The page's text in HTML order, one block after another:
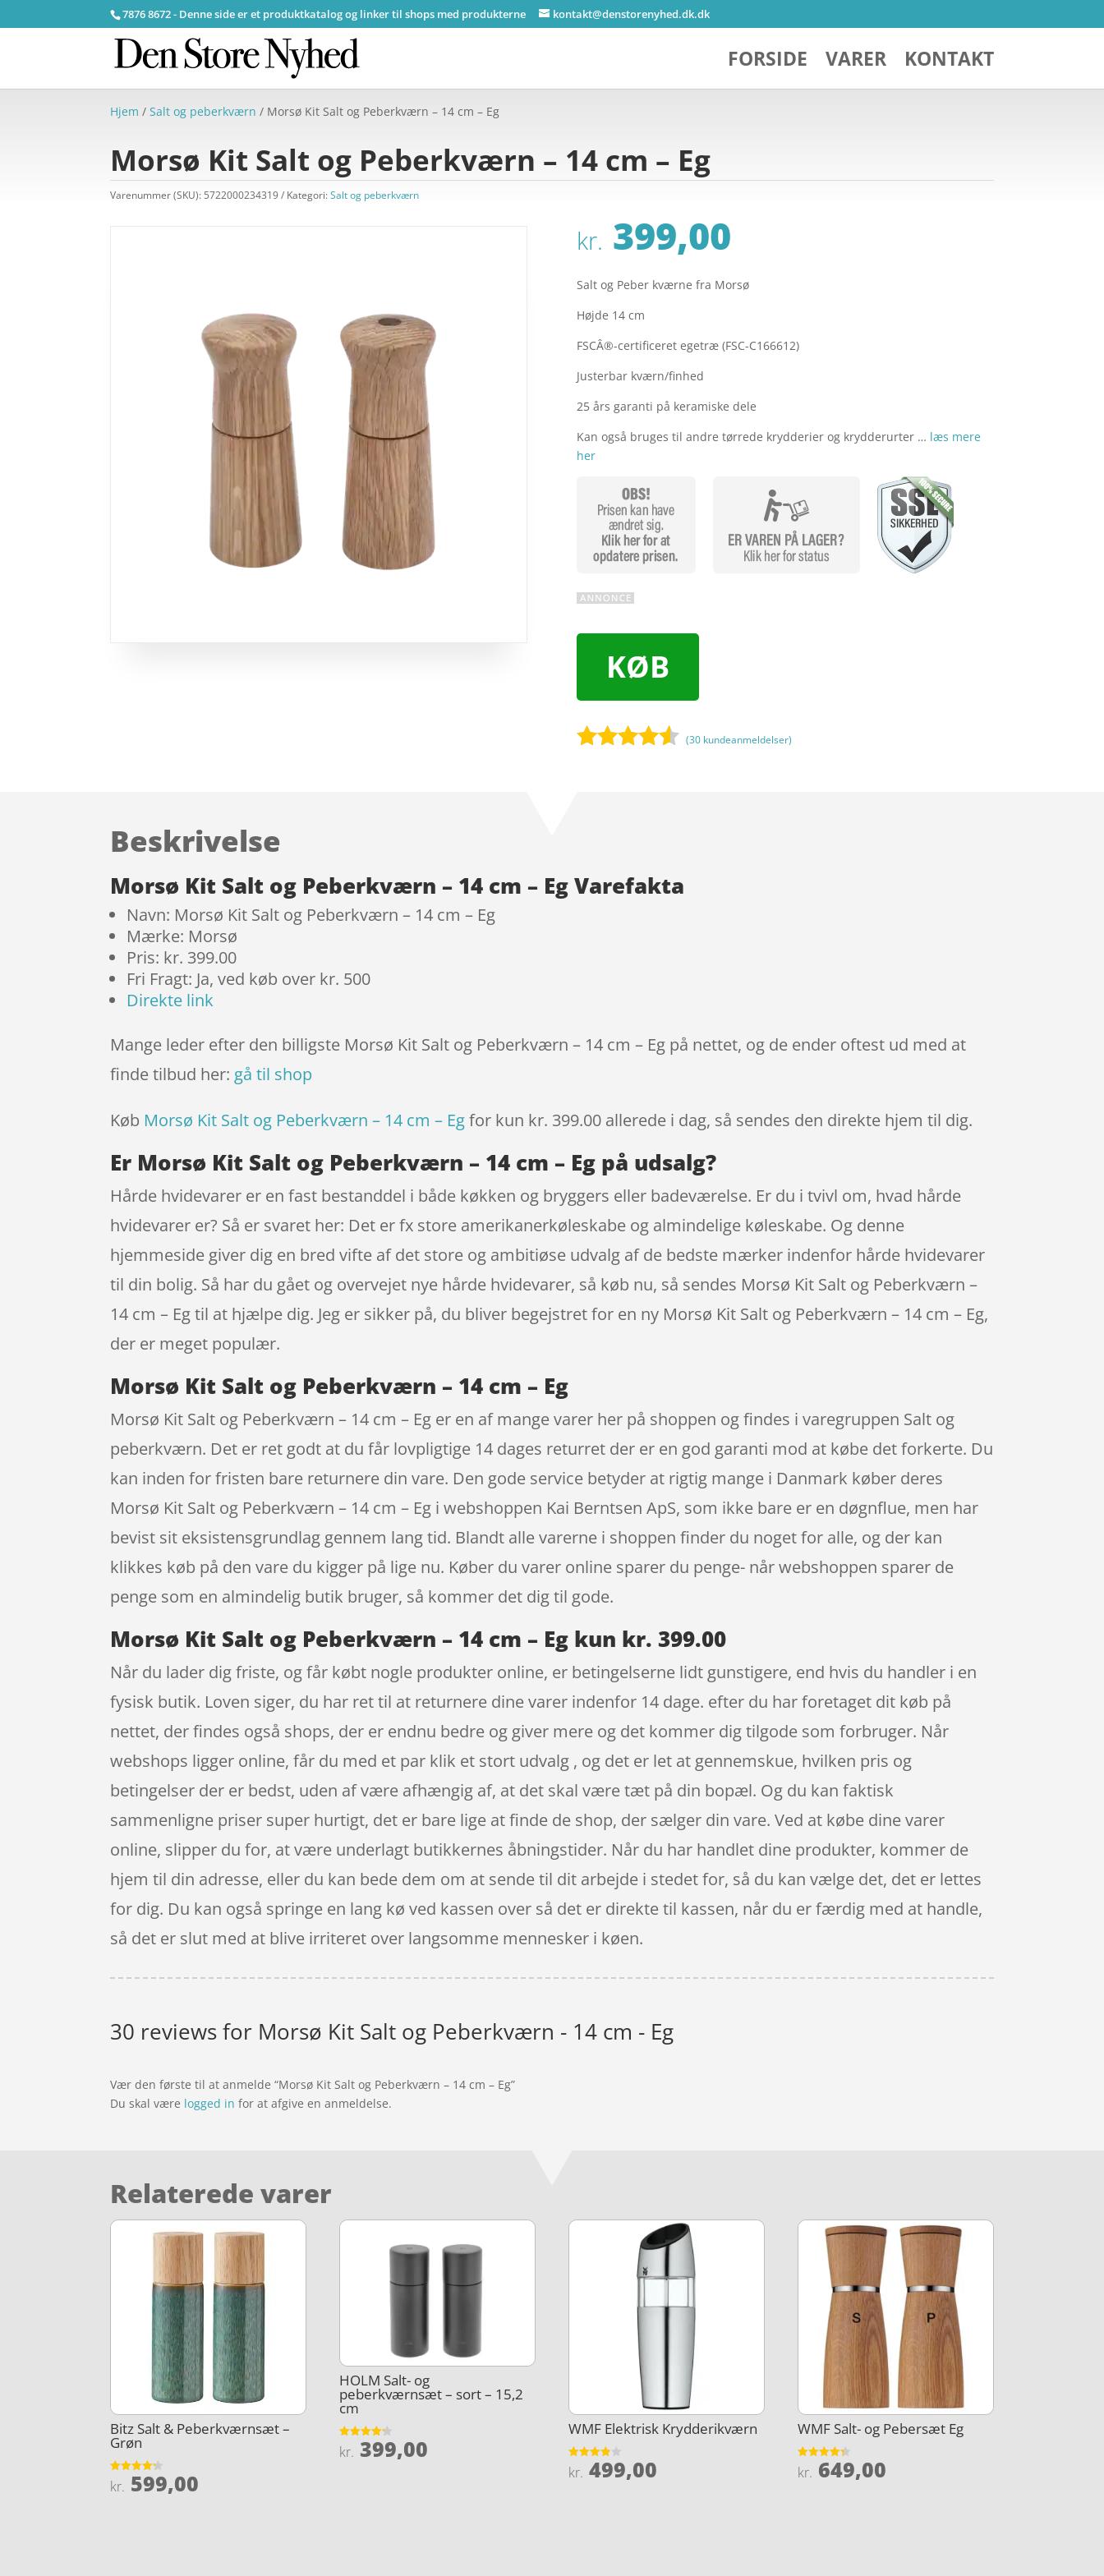
7876 8672 - Denne side er et produktkatalog og linker til shops med produkterne kontakt@denstorenyhed.dk.dk
FORSIDE VARER KONTAKT
Hjem /Salt og peberkværn / Morsø Kit Salt og Peberkværn – 14 cm – Eg
Morsø Kit Salt og Peberkværn – 14 cm – Eg
Varenummer (SKU): 5722000234319 Kategori:Salt og peberkværn
kr. 399,00
Salt og Peber kværne fra Morsø
Højde 14 cm
FSCÂ®-certificeret egetræ (FSC-C166612)
Justerbar kværn/finhed
25 års garanti på keramiske dele
Kan også bruges til andre tørrede krydderier og krydderurter … læs mere
her
KØB
mmelser
(30 kundeanmeldelser)
Beskrivelse
Morsø Kit Salt og Peberkværn – 14 cm – Eg Varefakta
Navn: Morsø Kit Salt og Peberkværn – 14 cm – Eg
Mærke: Morsø
Pris: kr. 399.00
Fri Fragt: Ja, ved køb over kr. 500
Direkte link
Mange leder efter den billigste Morsø Kit Salt og Peberkværn – 14 cm – Eg på nettet, og de ender oftest ud med at
finde tilbud her: gå til shop
Køb Morsø Kit Salt og Peberkværn – 14 cm – Egfor kun kr. 399.00 allerede i dag, så sendes den direkte hjem til dig.
Er Morsø Kit Salt og Peberkværn – 14 cm – Eg på udsalg?
Hårde hvidevarer er en fast bestanddel i både køkken og bryggers eller badeværelse. Er du i tvivl om, hvad hårde
hvidevarer er? Så er svaret her: Det er fx store amerikanerkøleskabe og almindelige køleskabe. Og denne
hjemmeside giver dig en bred vifte af det store og ambitiøse udvalg af de bedste mærker indenfor hårde hvidevarer
til din bolig. Så har du gået og overvejet nye hårde hvidevarer, så køb nu, så sendes Morsø Kit Salt og Peberkværn –
14 cm – Eg til at hjælpe dig. Jeg er sikker på, du bliver begejstret for en ny Morsø Kit Salt og Peberkværn – 14 cm – Eg,
der er meget populær.
Morsø Kit Salt og Peberkværn – 14 cm – Eg
Morsø Kit Salt og Peberkværn – 14 cm – Eg er en af mange varer her på shoppen og findes i varegruppen Salt og
peberkværn. Det er ret godt at du får lovpligtige 14 dages returret der er en god garanti mod at købe det forkerte. Du
kan inden for fristen bare returnere din vare. Den gode service betyder at rigtig mange i Danmark køber deres
Morsø Kit Salt og Peberkværn – 14 cm – Eg i webshoppen Kai Berntsen ApS, som ikke bare er en døgnflue, men har
bevist sit eksistensgrundlag gennem lang tid. Blandt alle varerne i shoppen finder du noget for alle, og der kan
klikkes køb på den vare du kigger på lige nu. Køber du varer online sparer du penge- når webshoppen sparer de
penge som en almindelig butik bruger, så kommer det dig til gode.
Morsø Kit Salt og Peberkværn – 14 cm – Eg kun kr. 399.00
Når du lader dig friste, og får købt nogle produkter online, er betingelserne lidt gunstigere, end hvis du handler i en
fysisk butik. Loven siger, du har ret til at returnere dine varer indenfor 14 dage. efter du har foretaget dit køb på
nettet, der findes også shops, der er endnu bedre og giver mere og det kommer dig tilgode som forbruger. Når
webshops ligger online, får du med et par klik et stort udvalg , og det er let at gennemskue, hvilken pris og
betingelser der er bedst, uden af være afhængig af, at det skal være tæt på din bopæl. Og du kan faktisk
sammenligne priser super hurtigt, det er bare lige at finde de shop, der sælger din vare. Ved at købe dine varer
online, slipper du for, at være underlagt butikkernes åbningstider. Når du har handlet dine produkter, kommer de
hjem til din adresse, eller du kan bede dem om at sende til dit arbejde i stedet for, så du kan vælge det, det er lettes
for dig. Du kan også springe en lang kø ved kassen over så det er direkte til kassen, når du er færdig med at handle,
så det er slut med at blive irriteret over langsomme mennesker i køen.
30 reviews for Morsø Kit Salt og Peberkværn - 14 cm - Eg
Vær den første til at anmelde “Morsø Kit Salt og Peberkværn – 14 cm – Eg”
Du skal være logged in for at afgive en anmeldelse.
Relaterede varer
Bitz Salt & Peberkværnsæt –
Grøn
Vurderet
4.2
kr. 599,00
HOLM Salt- og
peberkværnsæt – sort – 15,2
cm
Vurderet
4.2
kr. 399,00
WMF Elektrisk Krydderikværn
Vurderet
3.8
kr. 499,00
WMF Salt- og Pebersæt Eg
Vurderet
4.3
kr. 649,00